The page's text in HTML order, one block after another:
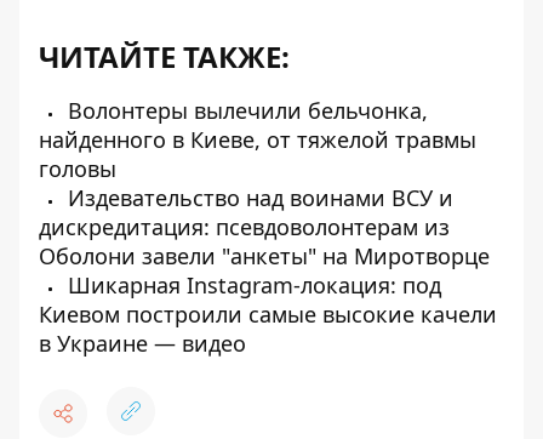
ЧИТАЙТЕ ТАКЖЕ:
Волонтеры вылечили бельчонка,
найденного в Киеве, от тяжелой травмы
головы
Издевательство над воинами ВСУ и
дискредитация: псевдоволонтерам из
Оболони завели "анкеты" на Миротворце
Шикарная Instagram-локация: под
Киевом построили самые высокие качели
в Украине — видео